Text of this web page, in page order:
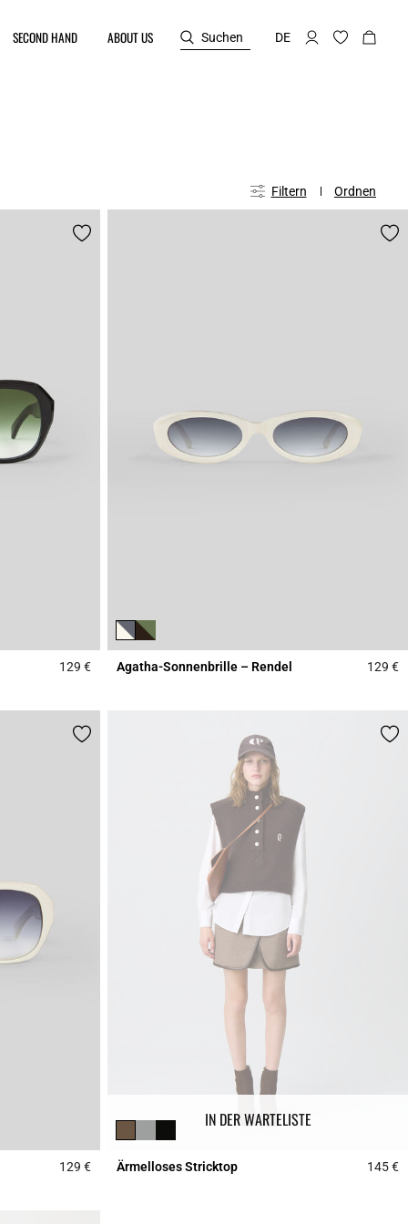
SECOND HAND ABOUT US Suchen DE
Filtern Ordnen
129 €4,1 out of 5 Customer Rating
Agatha-Sonnenbrille – Rendel 129 €
129 €4,7 out of 5 Customer Rating
IN DER WARTELISTE
Ärmelloses Stricktop 145 €5